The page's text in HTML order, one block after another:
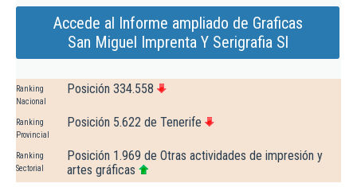
Accede al Informe ampliado de Graficas
San Miguel Imprenta Y Serigrafia Sl
Ranking
Nacional
Posición 334.558
Ranking
Provincial
Posición 5.622 de Tenerife
Ranking
Sectorial
Posición 1.969 de Otras actividades de impresión y
artes gráficas